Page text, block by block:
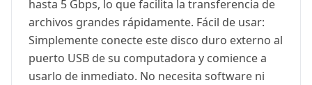
hasta 5 Gbps, lo que facilita la transferencia de
archivos grandes rápidamente. Fácil de usar:
Simplemente conecte este disco duro externo al
puerto USB de su computadora y comience a
usarlo de inmediato. No necesita software ni